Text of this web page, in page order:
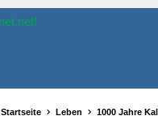
Startseite Leben 1000 Jahre